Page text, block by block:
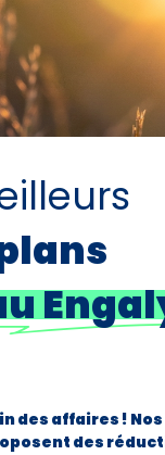
jour de ski
Skieurs
ans -
-
des affaires !
des